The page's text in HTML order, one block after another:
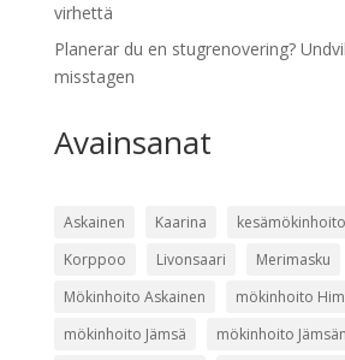
virhettä
Planerar du en stugrenovering?
misstagen
Avainsanat
Askainen Kaarina
Korppoo
Livonsaari Merimasku
Mökinhoito Askainen
mökinhoito
mökinhoito Jämsä
mökinhoito